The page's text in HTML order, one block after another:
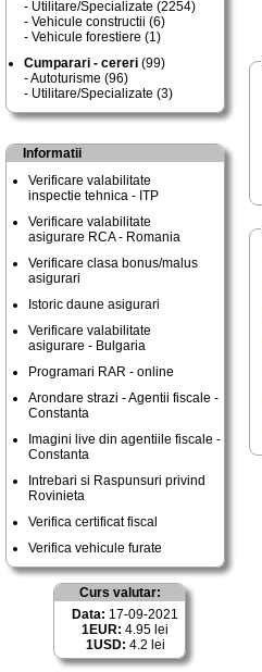
Utilitare/Specializate (2254)
Vehicule constructii (6)
Vehicule forestiere (1)
Cumparari - cereri (99)
Autoturisme (96)
Utilitare/Specializate (3)
Informatii
Verificare valabilitate
inspectie tehnica - ITP
Verificare valabilitate
asigurare RCA - Romania
Verificare clasa bonus/malus
asigurari
Istoric daune asigurari
Verificare valabilitate
asigurare - Bulgaria
Programari RAR - online
Arondare strazi - Agentii fiscale -
Constanta
Imagini live din agentiile fiscale -
Constanta
Intrebari si Raspunsuri privind
Rovinieta
Verifica certificat fiscal
Verifica vehicule furate
Curs valutar:
Data: 17-09-2021
1EUR: 4.95 lei
1USD: 4.2 lei